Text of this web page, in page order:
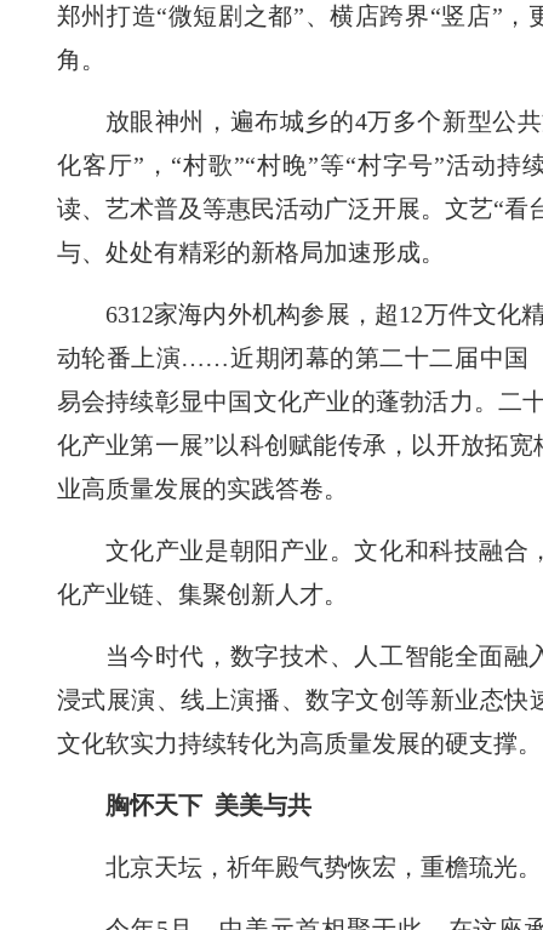
郑州打造“微短剧之都”、横店跨界“竖店”
角。
放眼神州，遍布城乡的4万多个新型公
化客厅”，“村歌”“村晚”等“村字号”活动持
读、艺术普及等惠民活动广泛开展。文艺“看
与、处处有精彩的新格局加速形成。
6312家海内外机构参展，超12万件文化
动轮番上演……近期闭幕的第二十二届中国
易会持续彰显中国文化产业的蓬勃活力。二
化产业第一展”以科创赋能传承，以开放拓
业高质量发展的实践答卷。
文化产业是朝阳产业。文化和科技融合
化产业链、集聚创新人才。
当今时代，数字技术、人工智能全面融
浸式展演、线上演播、数字文创等新业态快
文化软实力持续转化为高质量发展的硬支撑。
胸怀天下 美美与共
北京天坛，祈年殿气势恢宏，重檐琉光。